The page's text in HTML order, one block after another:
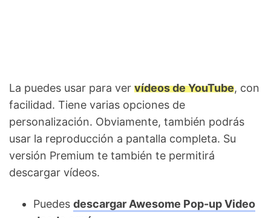
La puedes usar para ver vídeos de YouTube, con
facilidad. Tiene varias opciones de
personalización. Obviamente, también podrás
usar la reproducción a pantalla completa. Su
versión Premium te también te permitirá
descargar vídeos.
Puedes descargar Awesome Pop-up Video